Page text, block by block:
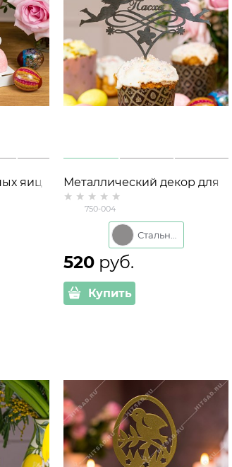
яиц
Металлический декор для
куличей 750-004 металл
750-004
520 руб.
Купить